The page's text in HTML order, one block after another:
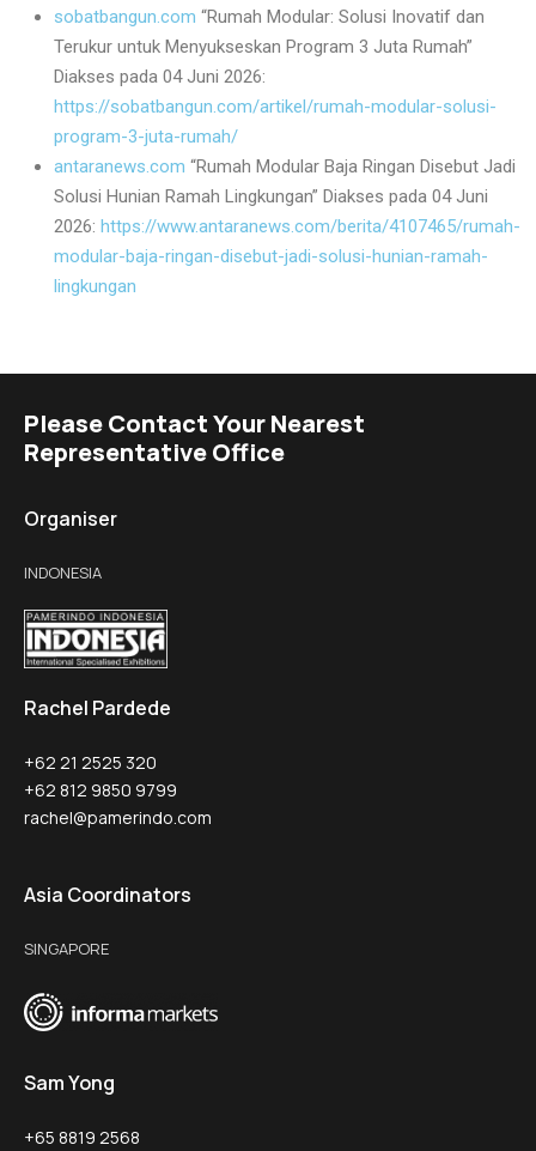
sobatbangun.com “Rumah Modular: Solusi Inovatif dan
Terukur untuk Menyukseskan Program 3 Juta Rumah”
Diakses pada 04 Juni 2026:
https://sobatbangun.com/artikel/rumah-modular-solusi-
program-3-juta-rumah/
antaranews.com “Rumah Modular Baja Ringan Disebut Jadi
Solusi Hunian Ramah Lingkungan” Diakses pada 04 Juni
2026: https://www.antaranews.com/berita/4107465/rumah-
modular-baja-ringan-disebut-jadi-solusi-hunian-ramah-
lingkungan
Please Contact Your Nearest
Representative Office
Organiser
INDONESIA
Rachel Pardede
+62 21 2525 320
+62 812 9850 9799
rachel@pamerindo.com
Asia Coordinators
SINGAPORE
Sam Yong
+65 8819 2568